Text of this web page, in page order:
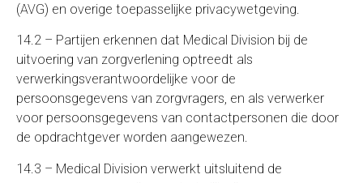
(AVG) en overige toepasselijke privacywetgeving.
14.2 – Partijen erkennen dat Medical Division bij de
uitvoering van zorgverlening optreedt als
verwerkingsverantwoordelijke voor de
persoonsgegevens van zorgvragers, en als verwerker
voor persoonsgegevens van contactpersonen die door
de opdrachtgever worden aangewezen.
14.3 – Medical Division verwerkt uitsluitend de